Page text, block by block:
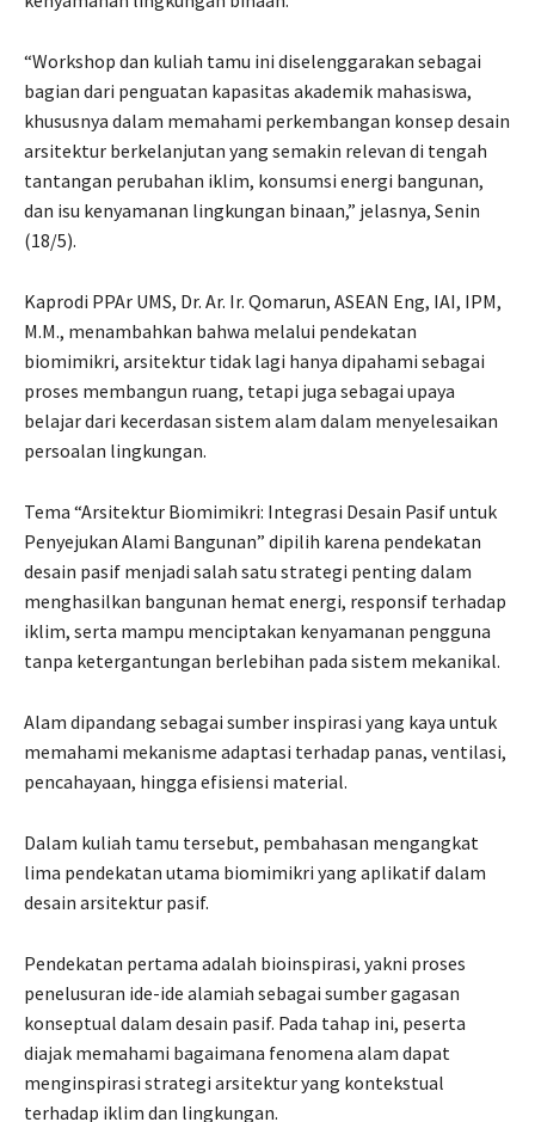
“Workshop dan kuliah tamu ini diselenggarakan sebagai
bagian dari penguatan kapasitas akademik mahasiswa,
khususnya dalam memahami perkembangan konsep desain
arsitektur berkelanjutan yang semakin relevan di tengah
tantangan perubahan iklim, konsumsi energi bangunan,
dan isu kenyamanan lingkungan binaan,” jelasnya, Senin
(18/5).
Kaprodi PPAr UMS, Dr. Ar. Ir. Qomarun, ASEAN Eng, IAI, IPM,
M.M., menambahkan bahwa melalui pendekatan
biomimikri, arsitektur tidak lagi hanya dipahami sebagai
proses membangun ruang, tetapi juga sebagai upaya
belajar dari kecerdasan sistem alam dalam menyelesaikan
persoalan lingkungan.
Tema “Arsitektur Biomimikri: Integrasi Desain Pasif untuk
Penyejukan Alami Bangunan” dipilih karena pendekatan
desain pasif menjadi salah satu strategi penting dalam
menghasilkan bangunan hemat energi, responsif terhadap
iklim, serta mampu menciptakan kenyamanan pengguna
tanpa ketergantungan berlebihan pada sistem mekanikal.
Alam dipandang sebagai sumber inspirasi yang kaya untuk
memahami mekanisme adaptasi terhadap panas, ventilasi,
pencahayaan, hingga efisiensi material.
Dalam kuliah tamu tersebut, pembahasan mengangkat
lima pendekatan utama biomimikri yang aplikatif dalam
desain arsitektur pasif.
Pendekatan pertama adalah bioinspirasi, yakni proses
penelusuran ide-ide alamiah sebagai sumber gagasan
konseptual dalam desain pasif. Pada tahap ini, peserta
diajak memahami bagaimana fenomena alam dapat
menginspirasi strategi arsitektur yang kontekstual
terhadap iklim dan lingkungan.